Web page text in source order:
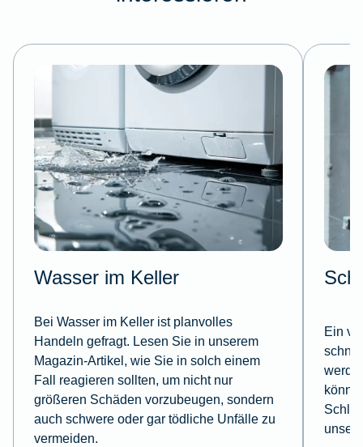
Wasser im Keller
Bei Wasser im Keller ist planvolles
Handeln gefragt. Lesen Sie in unserem
Magazin-Artikel, wie Sie in solch einem
Fall reagieren sollten, um nicht nur
größeren Schäden vorzubeugen, sondern
auch schwere oder gar tödliche Unfälle zu
vermeiden.
Ein